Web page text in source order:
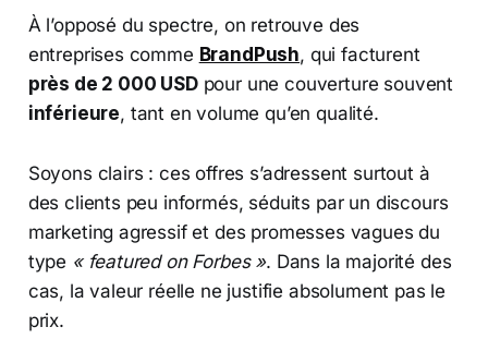
À l’opposé du spectre, on retrouve des
entreprises comme BrandPush, qui facturent
près de 2 000 USDpour une couverture souvent
inférieure, tant en volume qu’en qualité.
Soyons clairs : ces offres s’adressent surtout à
des clients peu informés, séduits par un discours
marketing agressif et des promesses vagues du
type « featured on Forbes ». Dans la majorité des
cas, la valeur réelle ne justifie absolument pas le
prix.